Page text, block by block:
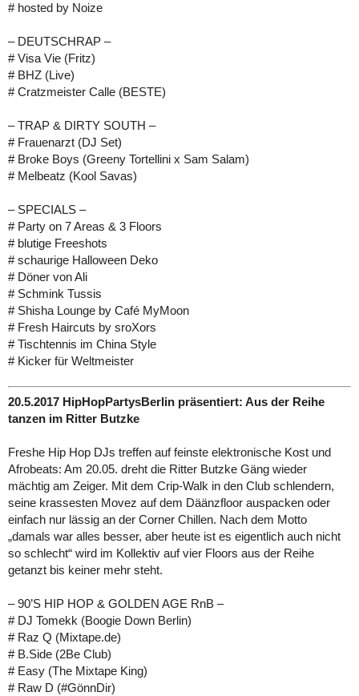
# hosted by Noize
– DEUTSCHRAP –
# Visa Vie (Fritz)
# BHZ (Live)
# Cratzmeister Calle (BESTE)
– TRAP & DIRTY SOUTH –
# Frauenarzt (DJ Set)
# Broke Boys (Greeny Tortellini x Sam Salam)
# Melbeatz (Kool Savas)
– SPECIALS –
# Party on 7 Areas & 3 Floors
# blutige Freeshots
# schaurige Halloween Deko
# Döner von Ali
# Schmink Tussis
# Shisha Lounge by Café MyMoon
# Fresh Haircuts by sroXors
# Tischtennis im China Style
# Kicker für Weltmeister
20.5.2017 HipHopPartysBerlin präsentiert: Aus der Reihe
tanzen im Ritter Butzke
Freshe Hip Hop DJs treffen auf feinste elektronische Kost und
Afrobeats: Am 20.05. dreht die Ritter Butzke Gäng wieder
mächtig am Zeiger. Mit dem Crip-Walk in den Club schlendern,
seine krassesten Movez auf dem Däänzfloor auspacken oder
einfach nur lässig an der Corner Chillen. Nach dem Motto
„damals war alles besser, aber heute ist es eigentlich auch nicht
so schlecht“ wird im Kollektiv auf vier Floors aus der Reihe
getanzt bis keiner mehr steht.
– 90’S HIP HOP & GOLDEN AGE RnB –
# DJ Tomekk (Boogie Down Berlin)
# Raz Q (Mixtape.de)
# B.Side (2Be Club)
# Easy (The Mixtape King)
# Raw D (#GönnDir)